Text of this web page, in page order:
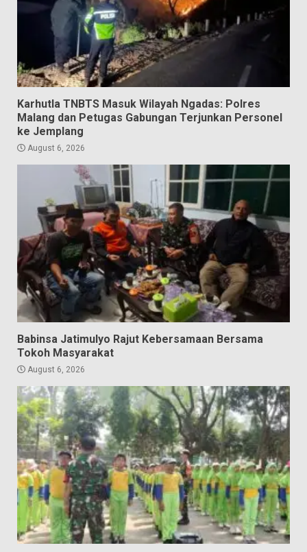
Karhutla TNBTS Masuk Wilayah Ngadas: Polres
Malang dan Petugas Gabungan Terjunkan Personel
ke Jemplang
August 6, 2026
Babinsa Jatimulyo Rajut Kebersamaan Bersama
Tokoh Masyarakat
August 6, 2026